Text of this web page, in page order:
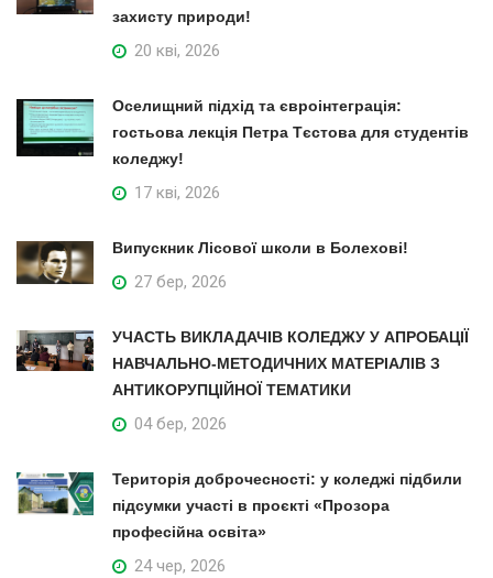
захисту природи!
20 кві, 2026
Оселищний підхід та євроінтеграція:
гостьова лекція Петра Тєстова для студентів
коледжу!
17 кві, 2026
Випускник Лісової школи в Болехові!
27 бер, 2026
УЧАСТЬ ВИКЛАДАЧІВ КОЛЕДЖУ У АПРОБАЦІЇ
НАВЧАЛЬНО-МЕТОДИЧНИХ МАТЕРІАЛІВ З
АНТИКОРУПЦІЙНОЇ ТЕМАТИКИ
04 бер, 2026
Територія доброчесності: у коледжі підбили
підсумки участі в проєкті «Прозора
професійна освіта»
24 чер, 2026